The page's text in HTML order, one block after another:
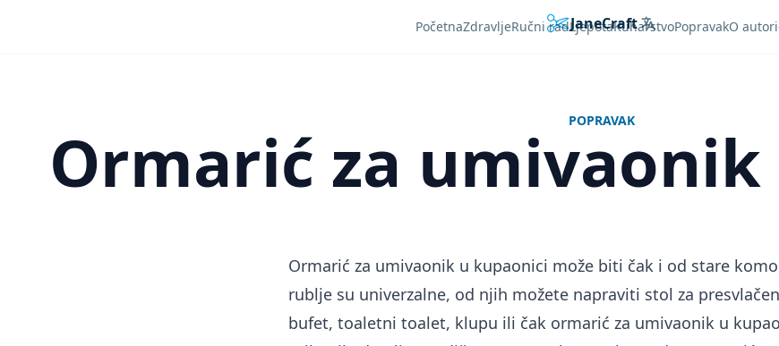
JaneCraft Languages
PočetnaZdravljeRučni radLjepotaKuharstvoPopravakO
POPRAVAK
Ormarić za
Ormarić za umivaonik u kupaonici može biti čak i od stare
rublje su univerzalne, od njih možete napraviti stol za
bufet, toaletni toalet, klupu ili čak ormarić za umivaonik u